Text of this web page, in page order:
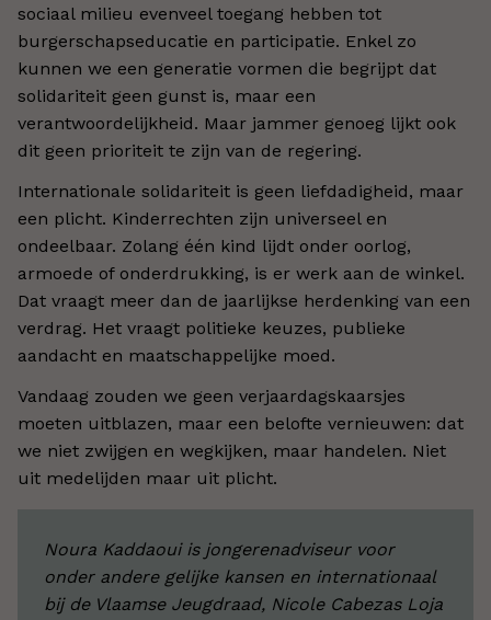
sociaal milieu evenveel toegang hebben tot
burgerschapseducatie en participatie. Enkel zo
kunnen we een generatie vormen die begrijpt dat
solidariteit geen gunst is, maar een
verantwoordelijkheid. Maar jammer genoeg lijkt ook
dit geen prioriteit te zijn van de regering.
Internationale solidariteit is geen liefdadigheid, maar
een plicht. Kinderrechten zijn universeel en
ondeelbaar. Zolang één kind lijdt onder oorlog,
armoede of onderdrukking, is er werk aan de winkel.
Dat vraagt meer dan de jaarlijkse herdenking van een
verdrag. Het vraagt politieke keuzes, publieke
aandacht en maatschappelijke moed.
Vandaag zouden we geen verjaardagskaarsjes
moeten uitblazen, maar een belofte vernieuwen: dat
we niet zwijgen en wegkijken, maar handelen. Niet
uit medelijden maar uit plicht.
Noura Kaddaoui is jongerenadviseur voor
onder andere gelijke kansen en internationaal
bij de Vlaamse Jeugdraad, Nicole Cabezas Loja